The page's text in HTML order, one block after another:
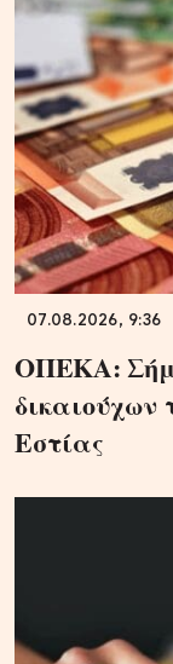
07.08.2026, 9:36
ΟΠΕΚΑ:
Εστίας